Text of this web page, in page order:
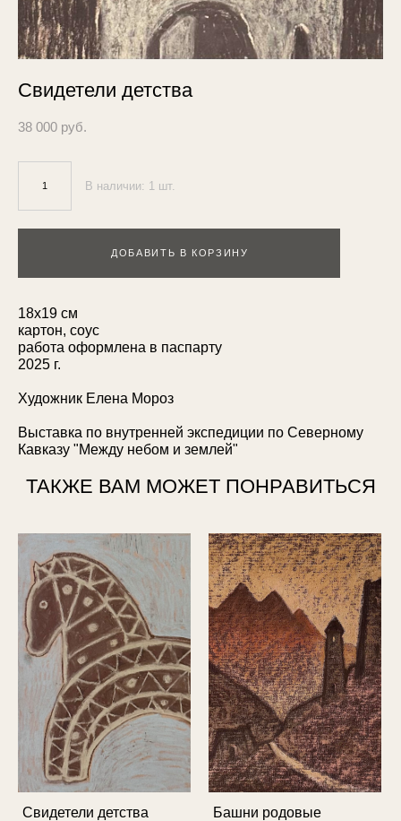
Свидетели детства
38 000 pуб.
В наличии: 1 шт.
ДОБАВИТЬ В КОРЗИНУ
18х19 см
картон, соус
работа оформлена в паспарту
2025 г.
Художник Елена Мороз
Выставка по внутренней экспедиции по Северному
Кавказу "Между небом и землей"
ТАКЖЕ ВАМ МОЖЕТ ПОНРАВИТЬСЯ
Свидетели детства
Башни родовые